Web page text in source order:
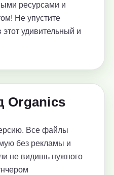
ресурсами и
Не упустите
этот удивительный и
Organics
Все файлы
без рекламы и
не видишь нужного